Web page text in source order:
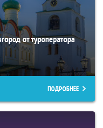
от туроператора
ПОДРОБНЕЕ